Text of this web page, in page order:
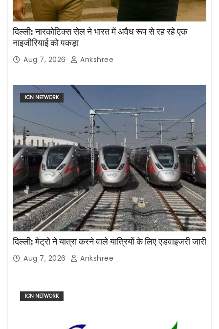
दिल्ली: नारकोटिक्स सेल ने भारत में अवैध रूप से रह रहे एक
नाइजीरियाई को पकड़ा
Aug 7, 2026 Ankshree
ICN NETWORK
दिल्ली: मेट्रो ने यात्रा करने वाले यात्रियों के लिए एडवाइजरी जारी
Aug 7, 2026 Ankshree
ICN NETWORK